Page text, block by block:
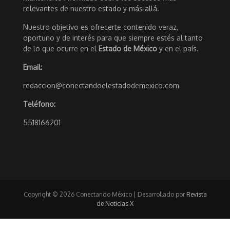
relevantes de nuestro estado y más allá.
Nuestro objetivo es ofrecerte contenido veraz,
oportuno y de interés para que siempre estés al tanto
de lo que ocurre en el Estado de México y en el país.
Email:
redaccion@conectandoelestadodemexico.com
Teléfono:
5518166201
Copyright © 2026 Conectando México | Desarrollado por Revista
de Noticias X